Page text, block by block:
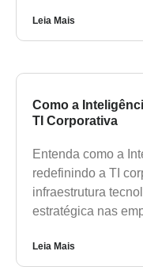
Leia Mais
Como a
TI Corporativa
Entenda como a
redefinindo a TI
infraestrutura
estratégica nas
Leia Mais